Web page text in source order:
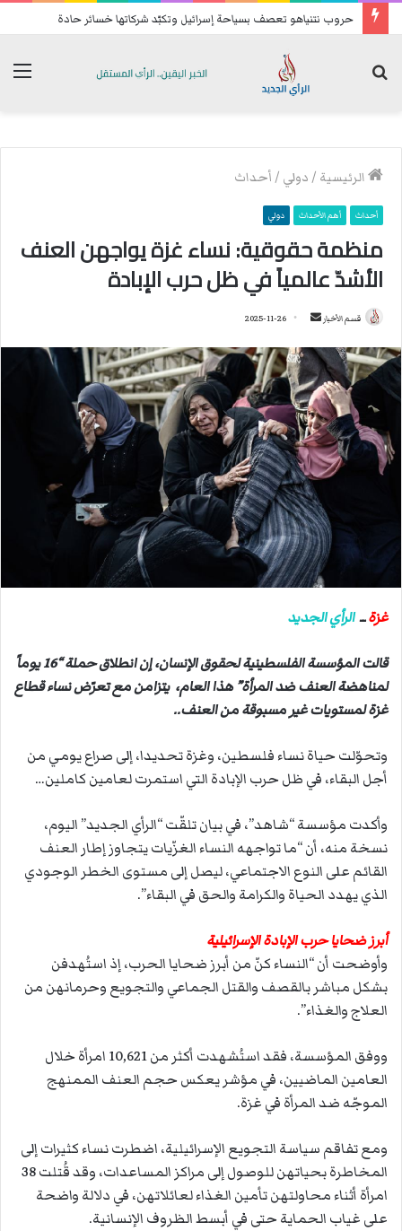
حروب نتنياهو تعصف بسياحة إسرائيل وتكبّد شركاتها خسائر حادة
الرئيسية /دولي /أحداث
أحداث أهم الأحداث دولي
منظمة حقوقية: نساء غزة يواجهن العنف
الأشدّ عالمياً في ظل حرب الإبادة
قسم الأخبار
س
ل
ب
ر
ي
د
ا
إ
ل
ك
ت
و
ي
ا
2025-11-26
غزةــالرأي الجديد
قالت المؤسسة الفلسطينية لحقوق الإنسان، إن انطلاق حملة “16 يوماً
لمناهضة العنف ضد المرأة” هذا العام، يتزامن مع تعرّض نساء قطاع
غزة لمستويات غير مسبوقة من العنف..
وتحوّلت حياة نساء فلسطين، وغزة تحديدا، إلى صراع يومي من
أجل البقاء، في ظل حرب الإبادة التي استمرت لعامين كاملين…
وأكدت مؤسسة “شاهد”، في بيان تلقّت “الرأي الجديد” اليوم،
نسخة منه، أن “ما تواجهه النساء الغزّيات يتجاوز إطار العنف
القائم على النوع الاجتماعي، ليصل إلى مستوى الخطر الوجودي
الذي يهدد الحياة والكرامة والحق في البقاء”.
أبرز ضحايا حرب الإبادة الإسرائيلية
وأوضحت أن “النساء كنّ من أبرز ضحايا الحرب، إذ استُهدفن
بشكل مباشر بالقصف والقتل الجماعي والتجويع وحرمانهن من
العلاج والغذاء”.
ووفق المؤسسة، فقد استُشهدت أكثر من 10,621 امرأة خلال
العامين الماضيين، في مؤشر يعكس حجم العنف الممنهج
الموجّه ضد المرأة في غزة.
ومع تفاقم سياسة التجويع الإسرائيلية، اضطرت نساء كثيرات إلى
المخاطرة بحياتهن للوصول إلى مراكز المساعدات، وقد قُتلت 38
امرأة أثناء محاولتهن تأمين الغذاء لعائلاتهن، في دلالة واضحة
على غياب الحماية حتى في أبسط الظروف الإنسانية.